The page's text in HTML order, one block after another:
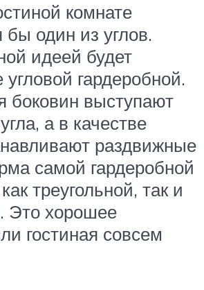
комнате
бы один из углов.
идеей будет
гардеробной.
боковин выступают
а в качестве
раздвижные
самой гардеробной
треугольной, так и
Это хорошее
гостиная совсем